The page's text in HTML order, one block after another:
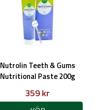
Nutrolin Teeth & Gums
Nutritional Paste 200g
359 kr